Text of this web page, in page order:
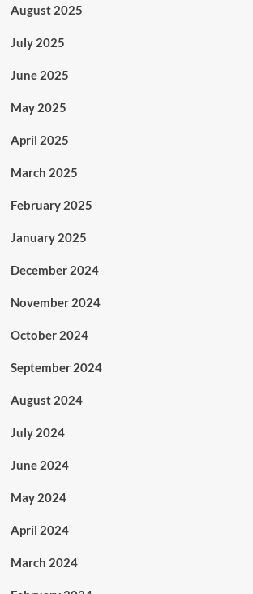
August 2025
July 2025
June 2025
May 2025
April 2025
March 2025
February 2025
January 2025
December 2024
November 2024
October 2024
September 2024
August 2024
July 2024
June 2024
May 2024
April 2024
March 2024